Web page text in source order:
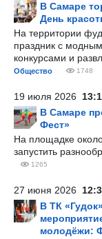
В Самаре
День
На территории
праздник с
конкурсами и
Общество 1748
19 июля 2026
В Самаре
Фест»
На площадке
запустить
1265
27 июня 2026
В ТК
молодёжи: